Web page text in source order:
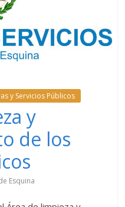
y Servicios Públicos
y
de los
Esquina